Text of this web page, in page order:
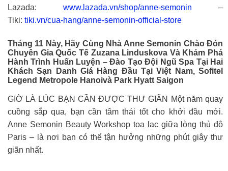
Lazada: www.lazada.vn/shop/anne-semonin –
Tiki: tiki.vn/cua-hang/anne-semonin-official-store
Tháng 11 Này, Hãy Cùng Nhà Anne Semonin Chào Đón
Chuyên Gia Quốc Tế Zuzana Linduskova Và Khám Phá
Hành Trình Huấn Luyện – Đào Tạo Đội Ngũ Spa Tại Hai
Khách Sạn Danh Giá Hàng Đầu Tại Việt Nam, Sofitel
Legend Metropole Hanoivà Park Hyatt Saigon
GIỜ LÀ LÚC BẠN CẦN ĐƯỢC THƯ GIÃN Một năm quay
cuồng sắp qua, bạn cần tâm thái tốt cho khởi đầu mới.
Anne Semonin Beauty Workshop tọa lạc giữa lòng thủ đô
Paris – là nơi bạn có thể tận hưởng những phút giây thư
giãn nhất.